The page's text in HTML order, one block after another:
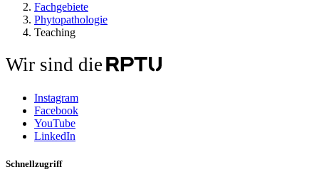
Fachgebiete
Phytopathologie
Teaching
Wir sind die
Instagram
Facebook
YouTube
LinkedIn
Schnellzugriff